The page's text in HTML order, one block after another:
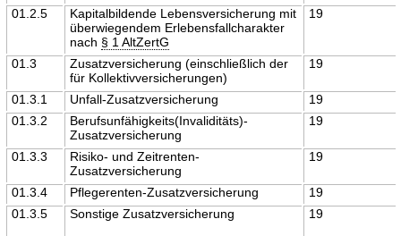
01.2.5
Kapitalbildende Lebensversicherung mit
überwiegendem Erlebensfallcharakter
nach § 1 AltZertG
19
01.3
Zusatzversicherung (einschließlich der
für Kollektivversicherungen)
19
01.3.1 Unfall-Zusatzversicherung
19
01.3.2
Berufsunfähigkeits(Invaliditäts)-
Zusatzversicherung
19
01.3.3
Risiko- und Zeitrenten-
Zusatzversicherung
19
01.3.4 Pflegerenten-Zusatzversicherung
19
01.3.5
Sonstige Zusatzversicherung 19